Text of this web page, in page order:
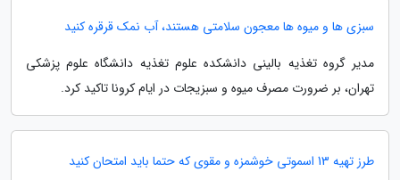
سبزی ها و میوه ها معجون سلامتی هستند، آب نمک قرقره کنید
مدیر گروه تغذیه بالینی دانشکده علوم تغذیه دانشگاه علوم پزشکی
تهران، بر ضرورت مصرف میوه و سبزیجات در ایام کرونا تاکید کرد.
طرز تهیه 13 اسموتی خوشمزه و مقوی که حتما باید امتحان کنید